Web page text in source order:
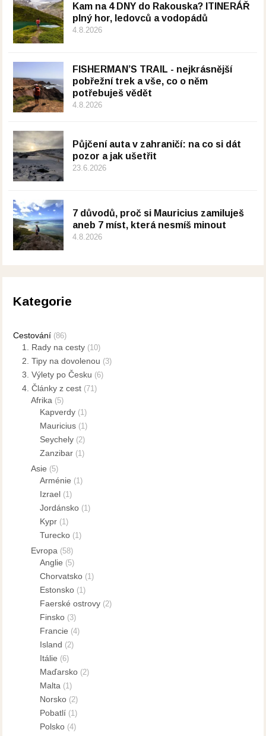
Kam na 4 DNY do Rakouska? ITINERÁŘ
plný hor, ledovců a vodopádů
4.8.2026
FISHERMAN’S TRAIL - nejkrásnější
pobřežní trek a vše, co o něm
potřebuješ vědět
4.8.2026
Půjčení auta v zahraničí: na co si dát
pozor a jak ušetřit
23.6.2026
7 důvodů, proč si Mauricius zamiluješ
aneb 7 míst, která nesmíš minout
4.8.2026
Kategorie
Cestování (86)
1. Rady na cesty (10)
2. Tipy na dovolenou (3)
3. Výlety po Česku (6)
4. Články z cest (71)
Afrika (5)
Kapverdy (1)
Mauricius (1)
Seychely (2)
Zanzibar (1)
Asie (5)
Arménie (1)
Izrael (1)
Jordánsko (1)
Kypr (1)
Turecko (1)
Evropa (58)
Anglie (5)
Chorvatsko (1)
Estonsko (1)
Faerské ostrovy (2)
Finsko (3)
Francie (4)
Island (2)
Itálie (6)
Maďarsko (2)
Malta (1)
Norsko (2)
Pobatlí (1)
Polsko (4)